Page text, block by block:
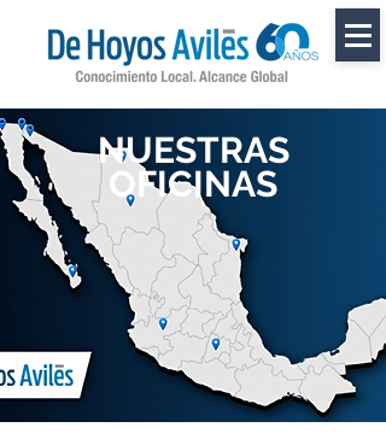
NUESTRAS
OFICINAS